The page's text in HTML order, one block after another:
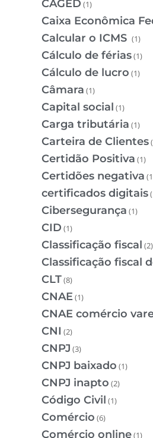
CAGED (1)
Caixa Econômica
Calcular o ICMS (1)
Cálculo de férias(1)
Cálculo de lucro (1)
Câmara (1)
Capital social (1)
Carga tributária (1)
Carteira de Clientes
Certidão Positiva (1)
Certidões negativa
certificados digitais
Cibersegurança (1)
CID (1)
Classificação fiscal (2)
Classificação fiscal
CLT(8)
CNAE(1)
CNAE comércio
CNI (2)
CNPJ (3)
CNPJ baixado (1)
CNPJ inapto (2)
Código Civil (1)
Comércio (6)
Comércio online(1)